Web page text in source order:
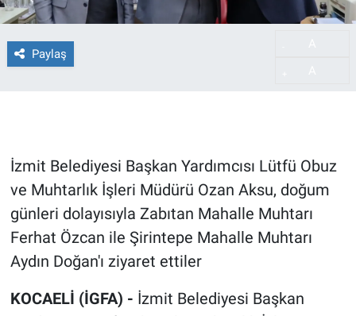
Paylaş
İzmit Belediyesi Başkan Yardımcısı Lütfü Obuz
ve Muhtarlık İşleri Müdürü Ozan Aksu, doğum
günleri dolayısıyla Zabıtan Mahalle Muhtarı
Ferhat Özcan ile Şirintepe Mahalle Muhtarı
Aydın Doğan'ı ziyaret ettiler
KOCAELİ (İGFA) - İzmit Belediyesi Başkan